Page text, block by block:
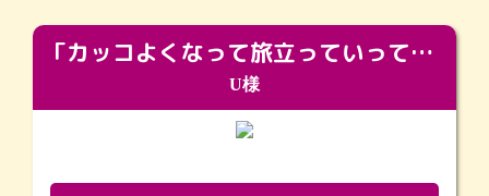
「カッコよくなって旅立っていってくれました（笑）もっとカッコいいって言ってあげればよかったな」
U様